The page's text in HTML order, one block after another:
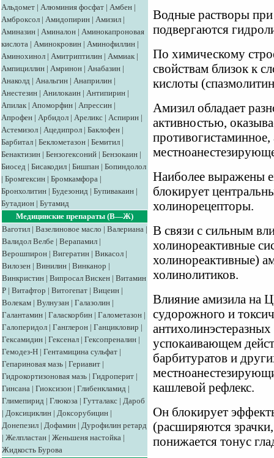
Альдомет | Алюминия фосфат | Амбен |
Амброксол | Амидопирин | Амизил |
Аминазин | Аминалон | Аминокапроновая
кислота | Аминокровин | Аминофиллин |
Аминохинол | Амитриптилин | Аммиак |
Ампициллин | Амринон | Анабазин |
Анаколд | Анальгин | Анаприлин |
Анестезин | Анилокаин | Антипирин |
Апилак | Апоморфин | Апрессин |
Апрофен | Арбидол | Ареликс | Аспирин |
Астемизол | Ацедипрол | Баклофен |
Барбитал | Беклометазон | Бемитил |
Бенактизин | Бензогексоний | Бензокаин |
Биосед | Бисакодил | Бишпан | Бопиндолол
| Бромгексин | Бромкамфора |
Бронхолитин | Будезонид | Бупивакаин |
Бутадион | Бутамид
Медицинские препараты (В—Ж)
Ваготил | Вазелиновое масло | Валериана |
Валидол Велбе | Верапамил |
Верошпирон | Вигератин | Викасол |
Вилозен | Винилин | Винканор |
Винкристин | Випросал Вискен | Витамин
Р | Витафтор | Витогепат | Вицеин |
Волекам | Вулнузан | Галазолин |
Галантамин | Галаскорбин | Галометазон |
Галоперидол | Ганглерон | Ганцикловир |
Гексамидин | Гексенал | Гексопреналин |
Гемодез-Н | Гентамицина сульфат |
Гепариновая мазь | Гериавит |
Гидрокортизоновая мазь | Гидроперит |
Гинсана | Гиоксизон | Глибенкламид |
Глимепирид | Глюкоза | Гутталакс | Дароб
| Доксициклин | Доксорубицин |
Донепезил | Дофамин | Дурофилин ретард
| Желпластан | Женьшеня настойка |
Жидкость Бурова
Водные растворы
подвергаются
По химическому
свойствам близок к
кислоты
Амизил обладает
активностью,
Наиболее выражены
блокирует
холинорецепторы.
В связи с сильным
холинореактивные
холинореактивные)
холинолитиков.
Влияние амизила на
судорожного и
успокаивающем
барбитуратов и
кашлевой рефлекс.
Он блокирует
(расширяются
понижается тонус